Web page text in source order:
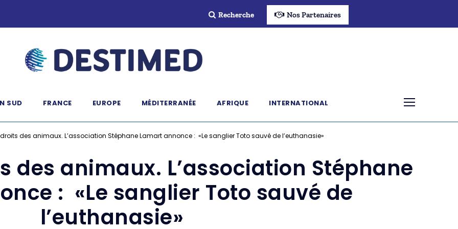
Recherche Nos Partenaires
SUD FRANCE EUROPE MÉDITERRANÉE AFRIQUE INTERNATIONAL
des animaux. L’association Stéphane Lamart annonce : «Le sanglier Toto sauvé de l’euthanasie»
des animaux. L’association Stéphane
: «Le sanglier Toto sauvé de
l’euthanasie»